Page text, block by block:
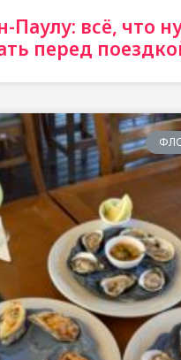
Паулу: всё, что
перед